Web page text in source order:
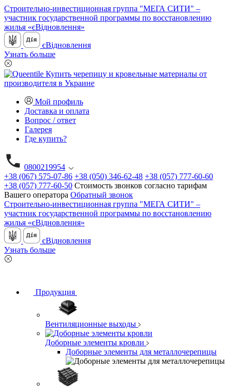
Строительно-инвестиционная группа "МЕГА СИТИ" –
участник государственной программы по восстановлению
жилья «єВідновлення»
єВідновлення
Узнать больше
Мой профиль
Доставка и оплата
Вопрос / ответ
Галерея
Где купить?
0800219954
+38 (067) 575-07-86 +38 (050) 346-62-48 +38 (057) 777-60-60
+38 (057) 777-60-50 Стоимость звонков согласно тарифам
Вашего оператора Обратный звонок
Строительно-инвестиционная группа "МЕГА СИТИ" –
участник государственной программы по восстановлению
жилья «єВідновлення»
єВідновлення
Узнать больше
Продукция
Вентиляционные выходы
Доборные элементы кровли
Доборные элементы для металлочерепицы